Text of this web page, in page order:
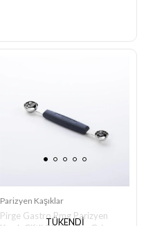
TÜKENDI
Parizyen Kaşıklar
Pirge Gastro Pmg Parizyen